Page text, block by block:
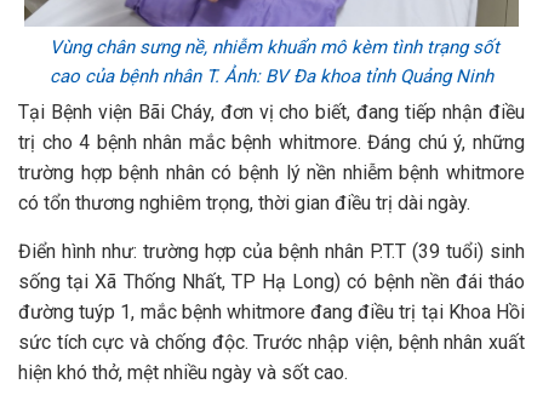
Vùng chân sưng nề, nhiễm khuẩn mô kèm tình trạng sốt
cao của bệnh nhân T. Ảnh: BV Đa khoa tỉnh Quảng Ninh
Tại Bệnh viện Bãi Cháy, đơn vị cho biết, đang tiếp nhận điều
trị cho 4 bệnh nhân mắc bệnh whitmore. Đáng chú ý, những
trường hợp bệnh nhân có bệnh lý nền nhiễm bệnh whitmore
có tổn thương nghiêm trọng, thời gian điều trị dài ngày.
Điển hình như: trường hợp của bệnh nhân P.T.T (39 tuổi) sinh
sống tại Xã Thống Nhất, TP Hạ Long) có bệnh nền đái tháo
đường tuýp 1, mắc bệnh whitmore đang điều trị tại Khoa Hồi
sức tích cực và chống độc. Trước nhập viện, bệnh nhân xuất
hiện khó thở, mệt nhiều ngày và sốt cao.